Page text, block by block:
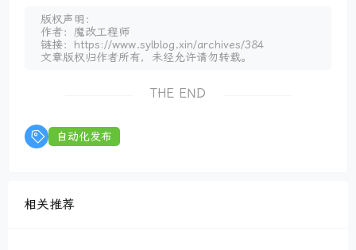
版权声明：
作者：魔改工程师
链接：https://www.sylblog.xin/archives/384
文章版权归作者所有，未经允许请勿转载。
THE END
自动化发布
相关推荐